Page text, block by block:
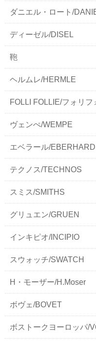
ダニエル・ロート/
ディーゼル/DISEL
鞄
ヘルムレ/HERMLE
FOLLI FOLLIE/フォリフ
ヴェンぺ/WEMPE
エベラール/EBERHARD
テクノス/TECHNOS
スミス/SMITHS
グリュエン/GRUEN
インキピオ/INCIPIO
スウォッチ/SWATCH
H・モーザー/H.Moser
ボヴェ/BOVET
ボストークヨーロッパ/